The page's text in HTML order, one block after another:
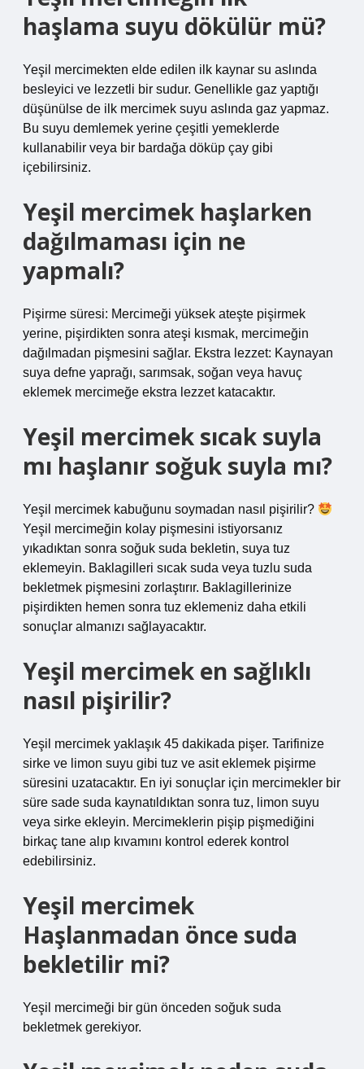
haşlama suyu dökülür mü?
Yeşil mercimekten elde edilen ilk kaynar su aslında
besleyici ve lezzetli bir sudur. Genellikle gaz yaptığı
düşünülse de ilk mercimek suyu aslında gaz yapmaz.
Bu suyu demlemek yerine çeşitli yemeklerde
kullanabilir veya bir bardağa döküp çay gibi
içebilirsiniz.
Yeşil mercimek haşlarken
dağılmaması için ne
yapmalı?
Pişirme süresi: Mercimeği yüksek ateşte pişirmek
yerine, pişirdikten sonra ateşi kısmak, mercimeğin
dağılmadan pişmesini sağlar. Ekstra lezzet: Kaynayan
suya defne yaprağı, sarımsak, soğan veya havuç
eklemek mercimeğe ekstra lezzet katacaktır.
Yeşil mercimek sıcak suyla
mı haşlanır soğuk suyla mı?
Yeşil mercimek kabuğunu soymadan nasıl pişirilir?
Yeşil mercimeğin kolay pişmesini istiyorsanız
yıkadıktan sonra soğuk suda bekletin, suya tuz
eklemeyin. Baklagilleri sıcak suda veya tuzlu suda
bekletmek pişmesini zorlaştırır. Baklagillerinize
pişirdikten hemen sonra tuz eklemeniz daha etkili
sonuçlar almanızı sağlayacaktır.
Yeşil mercimek en sağlıklı
nasıl pişirilir?
Yeşil mercimek yaklaşık 45 dakikada pişer. Tarifinize
sirke ve limon suyu gibi tuz ve asit eklemek pişirme
süresini uzatacaktır. En iyi sonuçlar için mercimekler bir
süre sade suda kaynatıldıktan sonra tuz, limon suyu
veya sirke ekleyin. Mercimeklerin pişip pişmediğini
birkaç tane alıp kıvamını kontrol ederek kontrol
edebilirsiniz.
Yeşil mercimek
Haşlanmadan önce suda
bekletilir mi?
Yeşil mercimeği bir gün önceden soğuk suda
bekletmek gerekiyor.